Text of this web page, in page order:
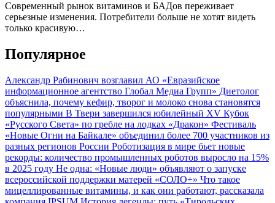
Современный рынок витаминов и БАДов переживает
серьезные изменения. Потребители больше не хотят видеть
только красивую…
Популярное
Александр Рабинович возглавил АО «Евразийское
информационное агентство Глобал Медиа Групп» Диетолог
объяснила, почему кефир, творог и молоко снова становятся
популярными В Твери завершился юбилейный XV Кубок
«Русского Света» по гребле на лодках «Дракон» Фестиваль
«Новые Огни на Байкале» объединил более 700 участников из
разных регионов России Роботизация в мире бьет новые
рекорды: количество промышленных роботов выросло на 15%
в 2025 году Не одна: «Новые люди» объявляют о запуске
всероссийской поддержки матерей «СОЛО+» Что такое
мицеллированные витамины, и как они работают, рассказала